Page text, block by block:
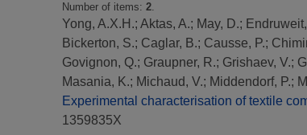
Number of items: 2.
Yong, A.X.H.; Aktas, A.; May, D.;
Bickerton, S.; Caglar, B.; Causse, P.;
Govignon, Q.; Graupner, R.; Grishaev, V.;
Masania, K.; Michaud, V.; Middendorf, P.;
Experimental characterisation of textile
1359835X